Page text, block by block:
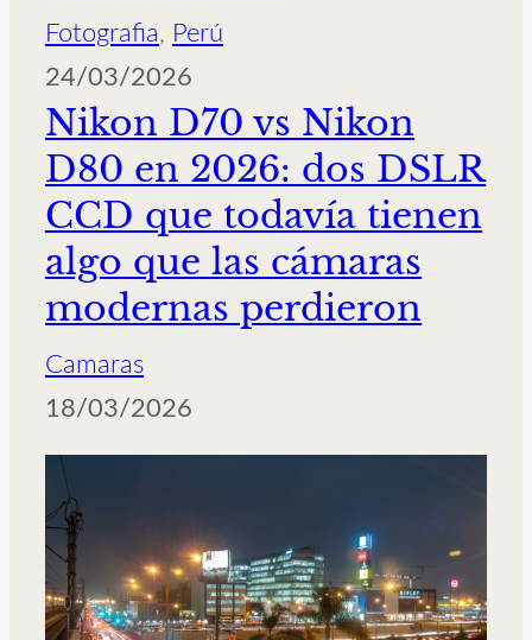
Fotografia, Perú
24/03/2026
Nikon D70 vs Nikon
D80 en 2026: dos DSLR
CCD que todavía tienen
algo que las cámaras
modernas perdieron
Camaras
18/03/2026